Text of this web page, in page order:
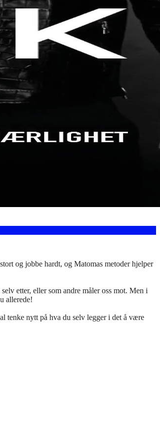
og jobbe hardt, og Matomas metoder hjelper
etter, eller som andre måler oss mot. Men i
allerede!
tenke nytt på hva du selv legger i det å være